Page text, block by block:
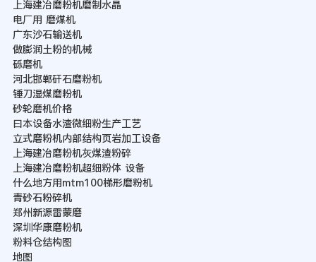
上海建冶磨粉机磨制水晶
电厂用 磨煤机
广东沙石输送机
做膨润土粉的机械
砾磨机
河北邯郸矸石磨粉机
锤刀湿煤磨粉机
砂轮磨机价格
曰本设备水渣微细粉生产工艺
立式磨粉机内部结构页岩加工设备
上海建冶磨粉机灰煤渣粉碎
上海建冶磨粉机超细粉体 设备
什么地方用mtm100梯形磨粉机
青砂石粉碎机
郑州新源雷蒙磨
深圳华康磨粉机
粉料仓结构图
地图